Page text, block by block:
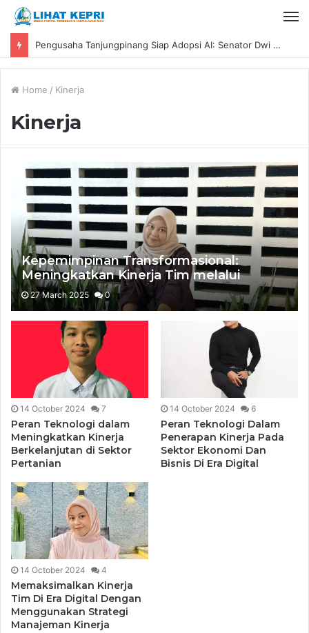
Pengusaha Tanjungpinang Siap Adopsi AI: Senator Dwi Ajeng Sekar Respaty Dorong UMKM Tingkatkan Daya Saing Melalui AIM ASEAN
Home / Kinerja
Kinerja
Kepemimpinan Transformasional:
Meningkatkan Kinerja Tim melalui
Inovasi dan Inspirasi
27 March 2025 0
14 October 2024 7
Peran Teknologi dalam
Meningkatkan Kinerja
Berkelanjutan di Sektor
Pertanian
14 October 2024 6
Peran Teknologi Dalam
Penerapan Kinerja Pada
Sektor Ekonomi Dan
Bisnis Di Era Digital
14 October 2024 4
Memaksimalkan Kinerja
Tim Di Era Digital Dengan
Menggunakan Strategi
Manajeman Kinerja